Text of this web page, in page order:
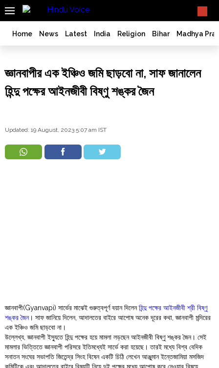
SEARCH
India
Bangladesh
Bengal
World
History
Love
Opinion
Home News Latest India Religion Bihar Madhya
জ্ঞানবাপীর এক ইঞ্চিও জমি ছাড়বো না, সাফ জানালেন
হিন্দু পক্ষের আইনজীবী বিষ্ণু শঙ্কর জৈন
Updated: 19 August, 2023 5:07 am IST
জ্ঞানবাপী(Gyanvapi) সার্ভের মাঝেই গুরুত্বপূর্ণ বয়ান দিলেনহিন্দু পক্ষের আইনজীবী শ্রী বিষ্ণু
শঙ্কর জৈন। সাফ জানিয়ে দিলেন, আদালতের বাইরে আপোষ অনেক দূরের কথা, জ্ঞানবাপী মন্দিরের
এক ইঞ্চিও জমি ছাড়বো না।
উল্লেখ্য, জ্ঞানবাপী ইস্যুতে হিন্দু পক্ষের হয়ে মামলা লড়ছেন আইনজীবী বিষ্ণু শঙ্কর জৈন। সেই
মামলার ভিত্তিতে জ্ঞানবাপী পরিসরে ইতিমধ্যেই সার্ভে করা হয়েছে। তারই মধ্যে বিশ্ব বেদিক
সনাতন সংঘের সভাপতি জিতেন্দ্র সিংহ বিষেন একটি চিঠি লেখেন আঞ্জুমান ইন্তেজামিয়া মসজিদ